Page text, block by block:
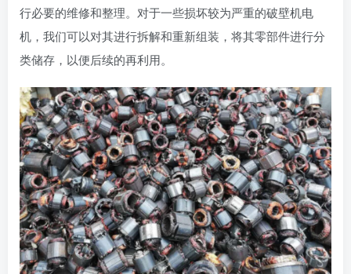
行必要的维修和整理。对于一些损坏较为严重的破壁机电
机，我们可以对其进行拆解和重新组装，将其零部件进行分
类储存，以便后续的再利用。